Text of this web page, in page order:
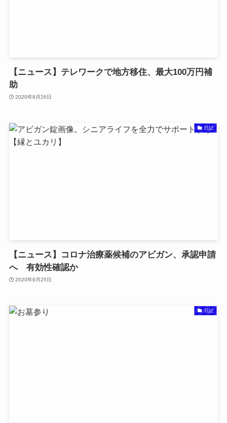
【ニュース】テレワークで地方移住、最大100万円補
助
2020年9月26日
日記
【ニュース】コロナ治療薬候補のアビガン、承認申請
へ 有効性確認か
2020年9月25日
日記